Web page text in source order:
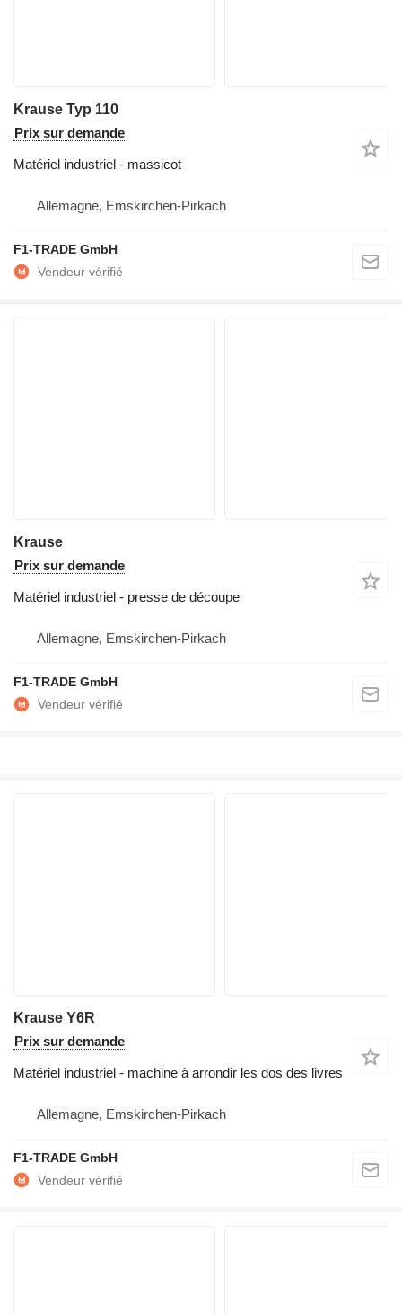
Krause Typ 110
Prix sur demande
Matériel industriel - massicot
Allemagne, Emskirchen-Pirkach
F1-TRADE GmbH
Krause
Prix sur demande
Matériel industriel - presse de découpe
Allemagne, Emskirchen-Pirkach
F1-TRADE GmbH
Krause Y6R
Prix sur demande
Matériel industriel - machine à arrondir les dos des livres
Allemagne, Emskirchen-Pirkach
F1-TRADE GmbH